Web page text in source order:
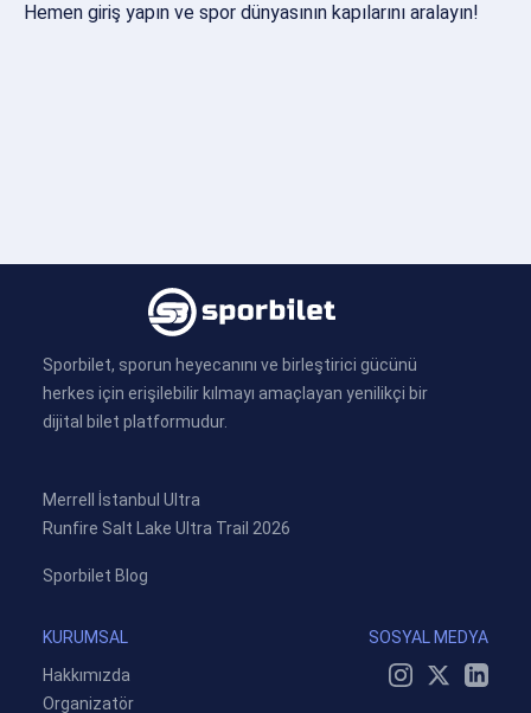
Hemen giriş yapın ve spor dünyasının kapılarını aralayın!
Sporbilet, sporun heyecanını ve birleştirici gücünü
herkes için erişilebilir kılmayı amaçlayan yenilikçi bir
dijital bilet platformudur.
Merrell İstanbul Ultra
Runfire Salt Lake Ultra Trail 2026
Sporbilet Blog
KURUMSAL
Hakkımızda
Organizatör
SOSYAL MEDYA